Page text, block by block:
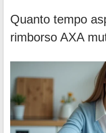
Quanto tempo
rimborso AXA